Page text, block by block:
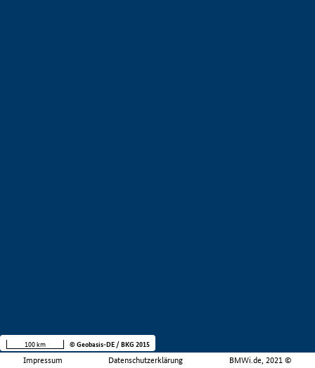
Impressum Datenschutzerklärung BMWi.de, 2021 ©
100 km © Geobasis-DE / BKG 2015